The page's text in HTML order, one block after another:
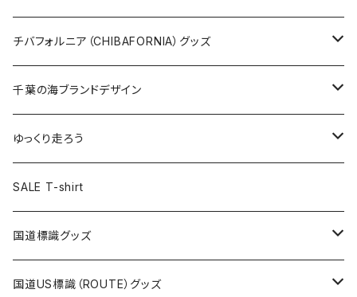
Tシャツ
キャップ
トートバッグ
ランチバッグ
エコバッグ
缶バッジ
キーホルダー
クリアファイル
ステッカー
缶バッジ
キーホルダー
クリアファイル
ステッカー大
缶バッジ32mm
缶バッジ54mm
エコバッグ
JAGUARさんコラボグッズ
Tシャツ
ステッカー
サコッシュ
ホテルキーホルダー
モーテルキーホルダー
トートバッグ
ステッカー
缶バッジ
クリアファイル
マスク
エコバッグ
千葉ロッテマリーンズコラボ
Tシャツ
キャップ
エコバッグ
ステッカー
モーテルキーホルダー
ホテルキーホルダー
チバフォルニア（CHIBAFORNIA）グッズ
Tシャツ
キャップ
ステッカー
ホテルキーホルダー
千葉の海ブランドデザイン
Tシャツ
キャップ
ステッカー
ゆっくり走ろう
Tシャツ
ステッカー
ホテルキーホルダー
SALE T-shirt
国道標識グッズ
ステッカー
国道US標識（ROUTE）グッズ